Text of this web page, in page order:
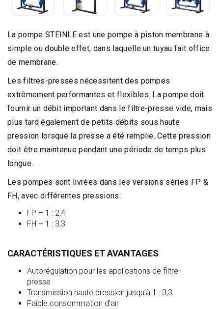
La pompe STEINLE est une pompe à piston membrane à
simple ou double effet, dans laquelle un tuyau fait office
de membrane.
Les filtres-presses nécessitent des pompes
extrêmement performantes et flexibles. La pompe doit
fournir un débit important dans le filtre-presse vide, mais
plus tard également de petits débits sous haute
pression lorsque la presse a été remplie. Cette pression
doit être maintenue pendant une période de temps plus
longue.
Les pompes sont livrées dans les versions séries FP &
FH, avec différentes pressions:
FP – 1 : 2,4
FH – 1 : 3,3
CARACTÉRISTIQUES ET AVANTAGES
Autorégulation pour les applications de filtre-
presse
Transmission haute pression jusqu’à 1 : 3,3
Faible consommation d’air